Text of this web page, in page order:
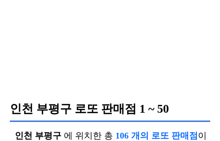
인천 부평구 로또 판매점 1 ~ 50
인천 부평구 에 위치한 총 106 개의 로또 판매점 이